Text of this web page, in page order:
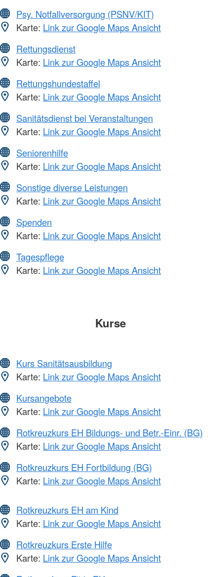
Psy. Notfallversorgung (PSNV/KIT)
Karte: Link zur Google Maps Ansicht
Rettungsdienst
Karte: Link zur Google Maps Ansicht
Rettungshundestaffel
Karte: Link zur Google Maps Ansicht
Sanitätsdienst bei Veranstaltungen
Karte: Link zur Google Maps Ansicht
Seniorenhilfe
Karte: Link zur Google Maps Ansicht
Sonstige diverse Leistungen
Karte: Link zur Google Maps Ansicht
Spenden
Karte: Link zur Google Maps Ansicht
Tagespflege
Karte: Link zur Google Maps Ansicht
Kurse
Kurs Sanitätsausbildung
Karte: Link zur Google Maps Ansicht
Kursangebote
Karte: Link zur Google Maps Ansicht
Rotkreuzkurs EH Bildungs- und Betr.-Einr. (BG)
Karte: Link zur Google Maps Ansicht
Rotkreuzkurs EH Fortbildung (BG)
Karte: Link zur Google Maps Ansicht
Rotkreuzkurs EH am Kind
Karte: Link zur Google Maps Ansicht
Rotkreuzkurs Erste Hilfe
Karte: Link zur Google Maps Ansicht